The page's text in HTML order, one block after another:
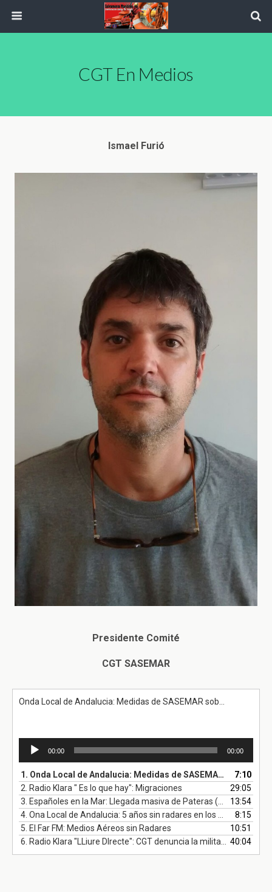
CGT En Medios
Ismael Furió
Presidente Comité
CGT SASEMAR
Onda Local de Andalucia: Medidas de SASEMAR sobre Migraciones
Reproductor
audio
00:00 00:00
1. Onda Local de Andalucia: Medidas de SASEMAR sobre Migraciones
7:10
2. Radio Klara " Es lo que hay": Migraciones
29:05
3. Españoles en la Mar: Llegada masiva de Pateras (11-01-2019)
13:54
4. Ona Local de Andalucia: 5 años sin radares en los medios aéreos
8:15
5. El Far FM: Medios Aéreos sin Radares
10:51
6. Radio Klara "LLiure DIrecte": CGT denuncia la militarización de Salvamento Marítimo (05/02/19) 40:04